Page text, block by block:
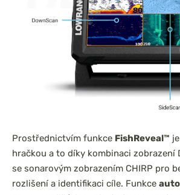
Prostřednictvím funkce FishReveal™
hračkou a to díky kombinaci zobrazení
se sonarovým zobrazením CHIRP pro
rozlišení a identifikaci cíle. Funkce